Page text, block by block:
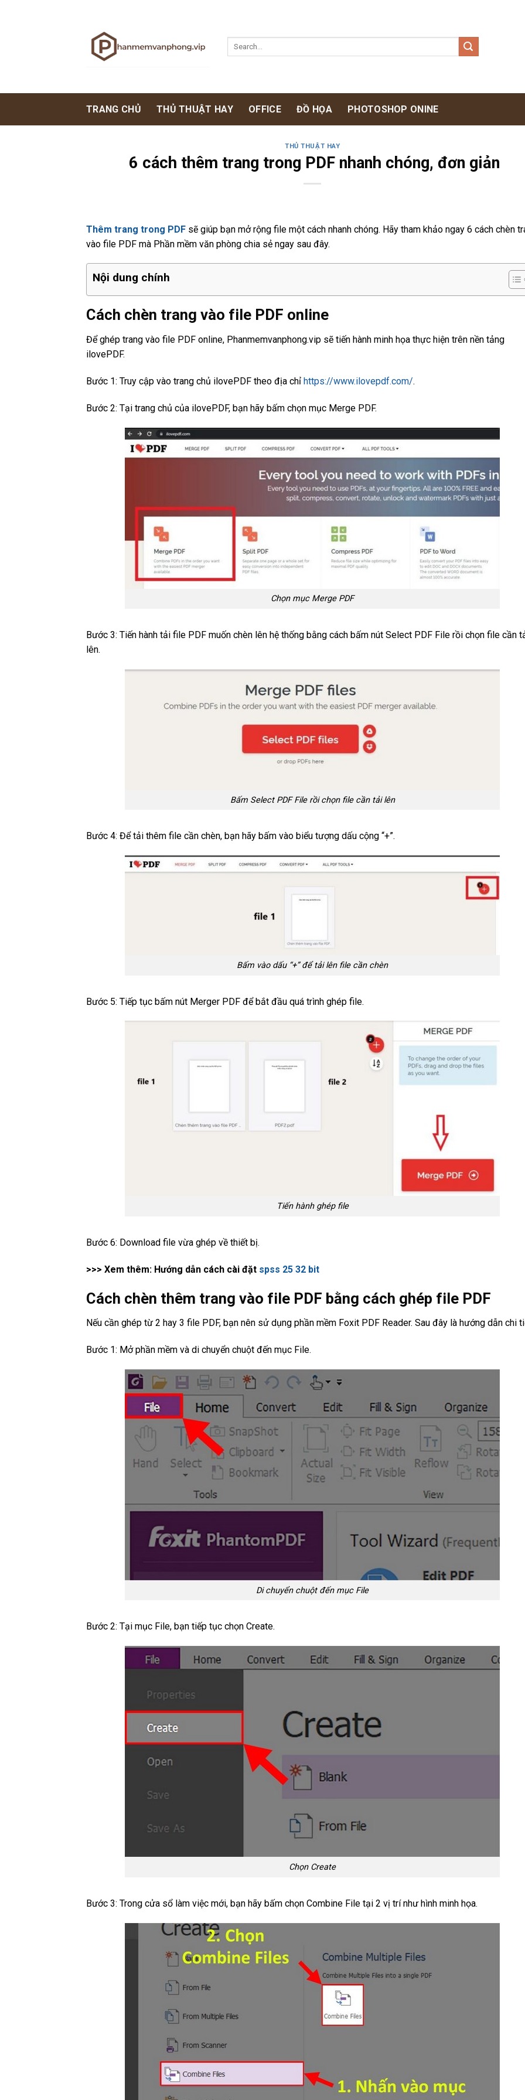
TRANG CHỦ THỦ THUẬT HAY OFFICE ĐỒ HỌA PHOTOSHOP ONINE
THỦ THUẬT HAY
6 cách thêm trang trong PDF nhanh chóng, đơn giản
Thêm trang trong PDF sẽ giúp bạn mở rộng file một cách nhanh chóng. Hãy tham khảo ngay 6 cách chèn
vào file PDF mà Phần mềm văn phòng chia sẻ ngay sau đây.
Nội dung chính
Cách chèn trang vào file PDF online
Để ghép trang vào file PDF online, Phanmemvanphong.vip sẽ tiến hành minh họa thực hiện trên nền tảng
ilovePDF.
Bước 1: Truy cập vào trang chủ ilovePDF theo địa chỉ https://www.ilovepdf.com/.
Bước 2: Tại trang chủ của ilovePDF, bạn hãy bấm chọn mục Merge PDF.
Chọn mục Merge PDF
Bước 3: Tiến hành tải file PDF muốn chèn lên hệ thống bằng cách bấm nút Select PDF File rồi chọn file cần
lên.
Bấm Select PDF File rồi chọn file cần tải lên
Bước 4: Để tải thêm file cần chèn, bạn hãy bấm vào biểu tượng dấu cộng “+”.
Bấm vào dấu “+” để tải lên file cần chèn
Bước 5: Tiếp tục bấm nút Merger PDF để bắt đầu quá trình ghép file.
Tiến hành ghép file
Bước 6: Download file vừa ghép về thiết bị.
>>> Xem thêm: Hướng dẫn cách cài đặt spss 25 32 bit​
Cách chèn thêm trang vào file PDF bằng cách ghép file PDF
Nếu cần ghép từ 2 hay 3 file PDF, bạn nên sử dụng phần mềm Foxit PDF Reader. Sau đây là hướng dẫn chi
Bước 1: Mở phần mềm và di chuyển chuột đến mục File.
Di chuyển chuột đến mục File
Bước 2: Tại mục File, bạn tiếp tục chọn Create.
Chọn Create
Bước 3: Trong cửa sổ làm việc mới, bạn hãy bấm chọn Combine File tại 2 vị trí như hình minh họa.